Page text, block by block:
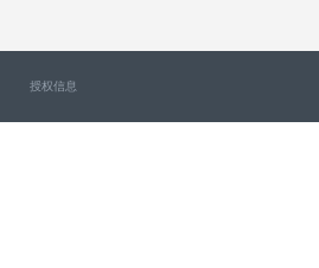
授权信息